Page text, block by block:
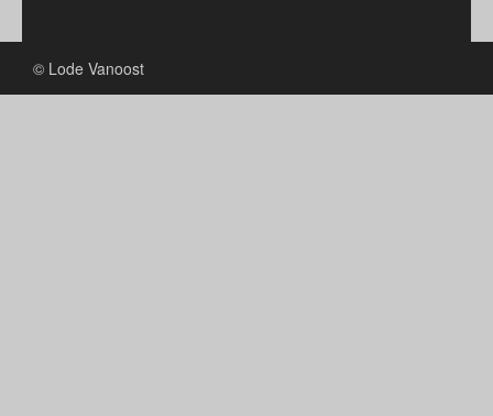
© Lode Vanoost